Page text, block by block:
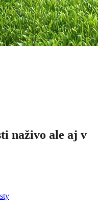
naživo ale aj v